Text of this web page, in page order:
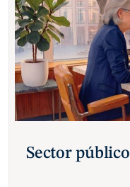
Sector público